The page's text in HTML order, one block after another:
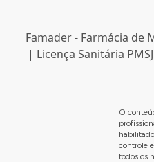
Famader - Farmácia de
| Licença Sanitária
O
controle
todos os